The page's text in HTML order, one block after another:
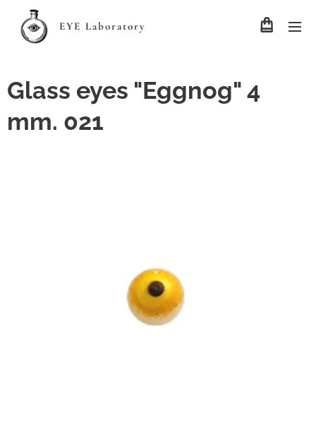
EYE Laboratory
Glass eyes "Eggnog" 4
mm. 021